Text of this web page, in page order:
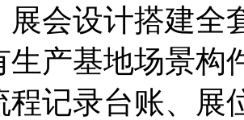
展会设计搭建全
生产基地场景构
程记录台账、展